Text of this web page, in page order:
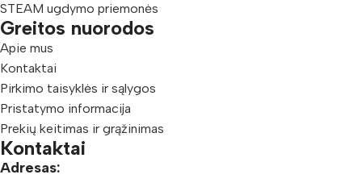
STEAM ugdymo priemonės
Greitos nuorodos
Apie mus
Kontaktai
Pirkimo taisyklės ir sąlygos
Pristatymo informacija
Prekių keitimas ir grąžinimas
Kontaktai
Adresas: